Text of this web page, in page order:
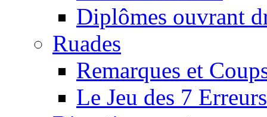
Diplômes ouvrant
Ruades
Remarques et
Le Jeu des 7 Erreurs